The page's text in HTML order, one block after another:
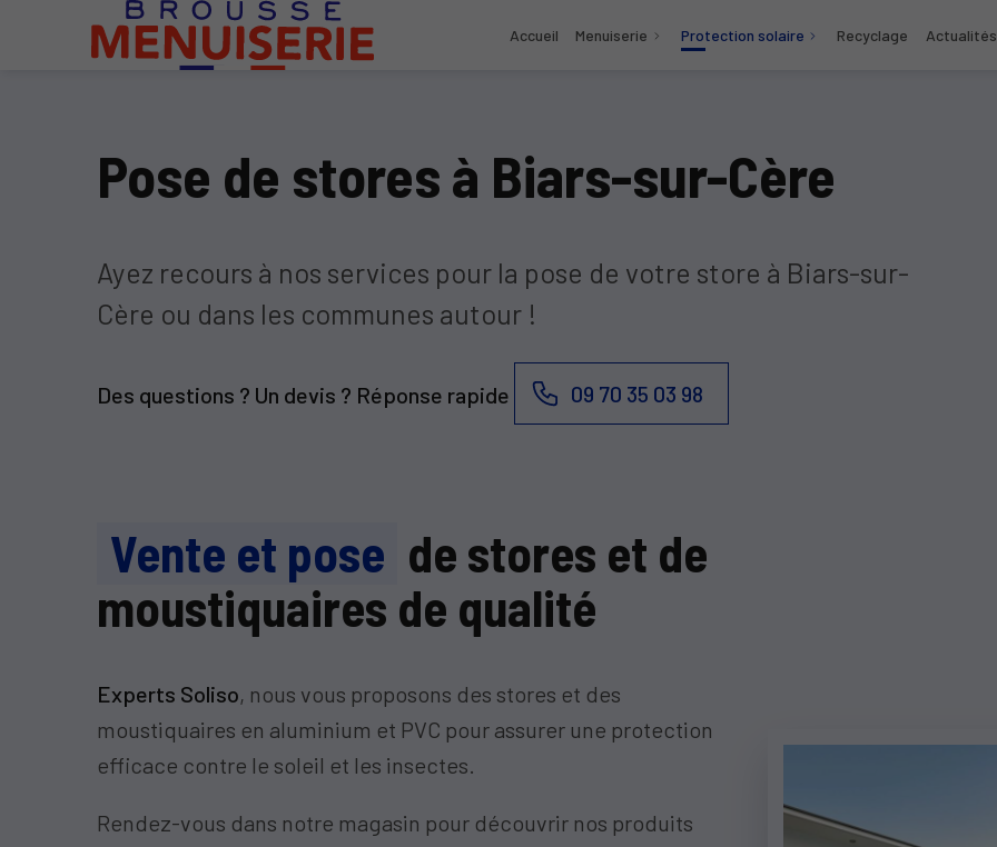
Accueil Menuiserie Protection solaire Recyclage Actualités
Pose de stores à Biars-sur-Cère
Ayez recours à nos services pour la pose de votre store à Biars-sur-
Cère ou dans les communes autour !
Des questions ? Un devis ? Réponse rapide 09 70 35 03 98
Vente et pose de stores et de
moustiquaires de qualité
Experts Soliso, nous vous proposons des stores et des
moustiquaires en aluminium et PVC pour assurer une protection
efficace contre le soleil et les insectes.
Rendez-vous dans notre magasin pour découvrir nos produits